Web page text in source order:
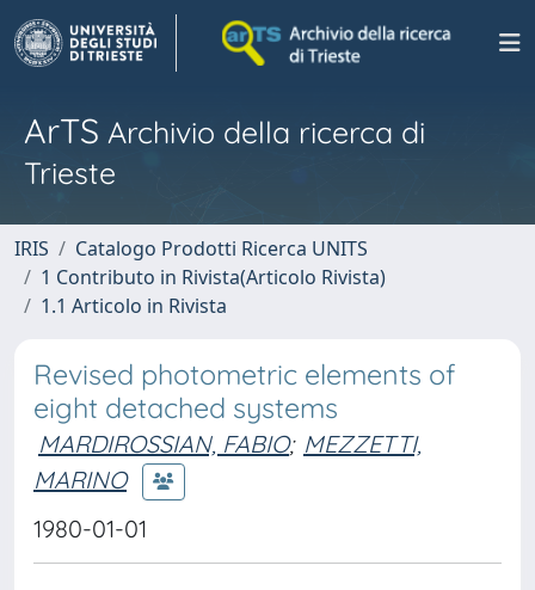
ArTS Archivio della ricerca di
Trieste
IRIS
Catalogo Prodotti Ricerca UNITS
1 Contributo in Rivista(Articolo Rivista)
1.1 Articolo in Rivista
Revised photometric elements of
eight detached systems
MARDIROSSIAN, FABIO; MEZZETTI,
MARINO
1980-01-01